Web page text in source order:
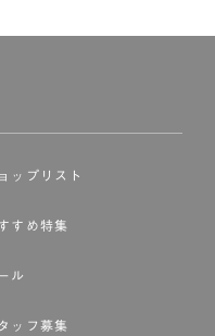
ップリスト
すめ特集
ル
ッフ募集